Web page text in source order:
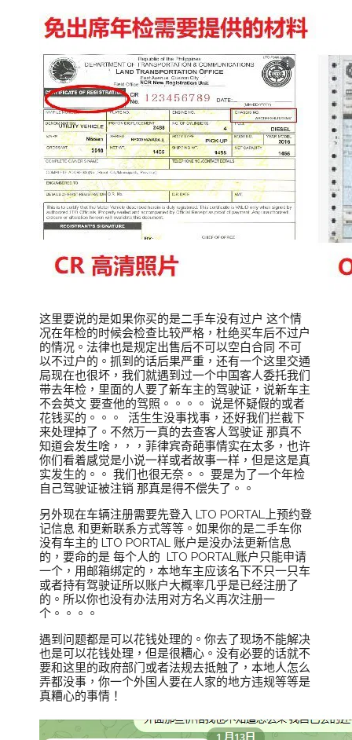
这里要说的是如果你买的是二手车没有过户 这个情
况在年检的时候会检查比较严格，杜绝买车后不过户
的情况。法律也是规定出售后不可以空白合同 不可
以不过户的。抓到的话后果严重，还有一个这里交通
局现在也很坏，我们就遇到过一个中国客人委托我们
带去年检，里面的人要了新车主的驾驶证，说新车主
不会英文 要查他的驾照。。。。 说是怀疑假的或者
花钱买的。。。 活生生没事找事，还好我们拦截下
来处理掉了。不然万一真的去查客人驾驶证 那真不
知道会发生啥，，，菲律宾奇葩事情实在太多，也许
你们看着感觉是小说一样或者故事一样，但是这是真
实发生的。。 我们也很无奈。。 要是为了一个年检
自己驾驶证被注销 那真是得不偿失了。。
另外现在车辆注册需要先登入 LTO PORTAL上预约登
记信息 和更新联系方式等等。如果你的是二手车你
没有车主的 LTO PORTAL 账户是没办法更新信息
的，要命的是 每个人的 LTO PORTAL账户只能申请
一个，用邮箱绑定的，本地车主应该名下不只一只车
或者持有驾驶证所以账户大概率几乎是已经注册了
的。所以你也没有办法用对方名义再次注册一
个。。。。
遇到问题都是可以花钱处理的。你去了现场不能解决
也是可以花钱处理，但是很糟心。没有必要的话就不
要和这里的政府部门或者法规去抵触了，本地人怎么
弄都没事，你一个外国人要在人家的地方违规等等是
真糟心的事情！